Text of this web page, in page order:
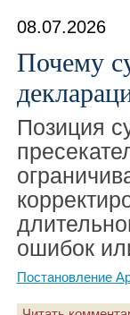
08.07.2026
Почему
Позиция
ошибок
Постановление